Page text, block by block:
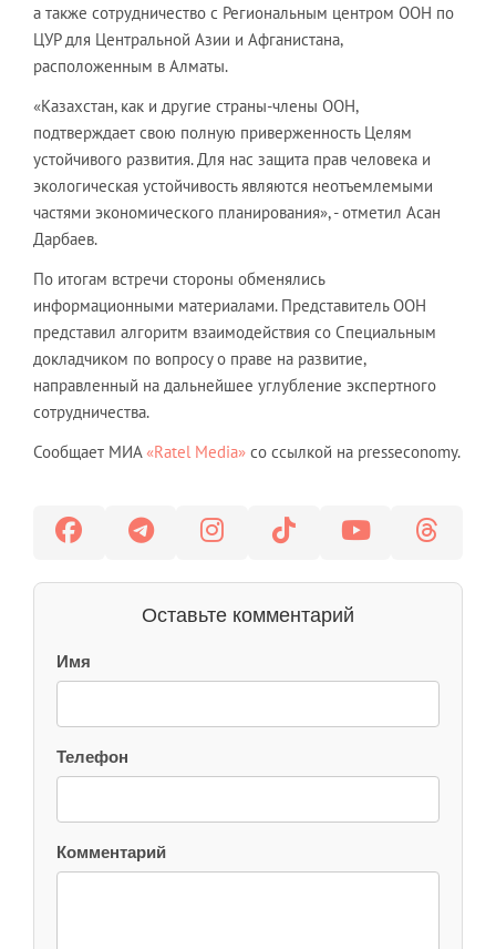
а также сотрудничество с Региональным центром ООН по
ЦУР для Центральной Азии и Афганистана,
расположенным в Алматы.
«Казахстан, как и другие страны-члены ООН,
подтверждает свою полную приверженность Целям
устойчивого развития. Для нас защита прав человека и
экологическая устойчивость являются неотъемлемыми
частями экономического планирования», - отметил Асан
Дарбаев.
По итогам встречи стороны обменялись
информационными материалами. Представитель ООН
представил алгоритм взаимодействия со Специальным
докладчиком по вопросу о праве на развитие,
направленный на дальнейшее углубление экспертного
сотрудничества.
Сообщает МИА «Ratel Media» со ссылкой на presseconomy.
Оставьте комментарий
Имя
Телефон
Комментарий